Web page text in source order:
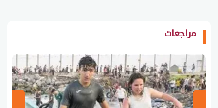
مراجعات